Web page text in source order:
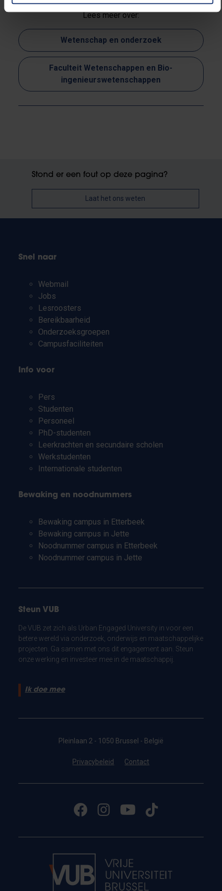
Lees meer over:
Wetenschap en onderzoek
Faculteit Wetenschappen en Bio-
ingenieurswetenschappen
Stond er een fout op deze pagina?
Laat het ons weten
Snel naar
Webmail
Jobs
Lesroosters
Bereikbaarheid
Onderzoeksgroepen
Campusfaciliteiten
Info voor
Pers
Studenten
Personeel
PhD-studenten
Leerkrachten en secundaire scholen
Werkstudenten
Internationale studenten
Bewaking en noodnummers
Bewaking campus in Etterbeek
Bewaking campus in Jette
Noodnummer campus in Etterbeek
Noodnummer campus in Jette
Steun VUB
De VUB zet zich als Urban Engaged University in voor een
betere wereld via onderzoek, onderwijs en maatschappelijke
projecten. Ga samen met ons dit engagement aan. Steun
onze werking en investeer mee in de maatschappij.
Ik doe mee
Pleinlaan 2 - 1050 Brussel - België
Privacybeleid Contact